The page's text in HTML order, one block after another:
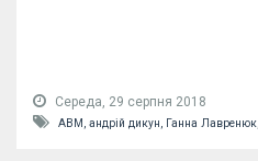
Середа, 29 серпня 2018
АВМ, андрій дикун, Ганна Лавренюк,